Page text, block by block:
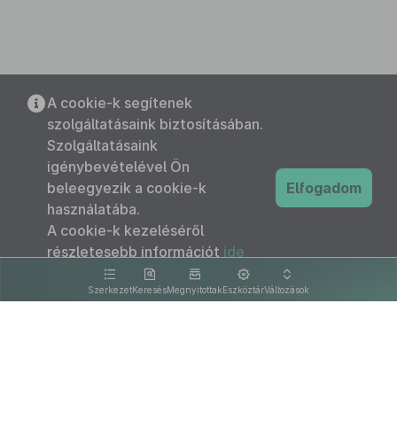
SzerkezetKeresésMegnyitottakEszköztárVáltozások
A cookie-k segítenek
szolgáltatásaink biztosításában.
Szolgáltatásaink
igénybevételével Ön
beleegyezik a cookie-k
használatába.
A cookie-k kezeléséről
részletesebb információt ide
kattintva olvashat.
Elfogadom